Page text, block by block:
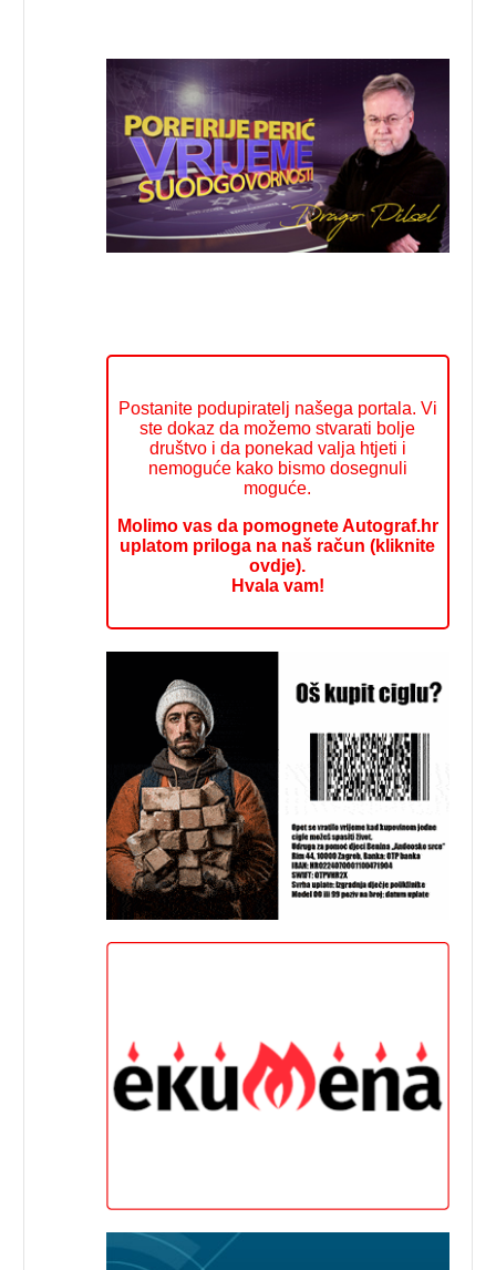
Postanite podupiratelj našega portala. Vi
ste dokaz da možemo stvarati bolje
društvo i da ponekad valja htjeti i
nemoguće kako bismo dosegnuli
moguće.
Molimo vas da pomognete Autograf.hr
uplatom priloga na naš račun (kliknite
ovdje).
Hvala vam!